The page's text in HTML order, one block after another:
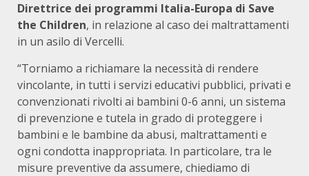
Direttrice dei programmi Italia-Europa di Save
the Children, in relazione al caso dei maltrattamenti
in un asilo di Vercelli.
“Torniamo a richiamare la necessità di rendere
vincolante, in tutti i servizi educativi pubblici, privati e
convenzionati rivolti ai bambini 0-6 anni, un sistema
di prevenzione e tutela in grado di proteggere i
bambini e le bambine da abusi, maltrattamenti e
ogni condotta inappropriata. In particolare, tra le
misure preventive da assumere, chiediamo di